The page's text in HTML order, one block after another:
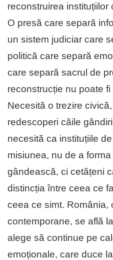
reconstruirea instituțiilor
O presă care separă
un sistem judiciar care
politică care separă
care separă sacrul de
reconstrucție nu poate
Necesită o trezire
redescoperi căile
necesită ca instituțiile
misiunea, nu de a
gândească, ci cetățeni
distincția între ceea ce
ceea ce simt. România,
contemporane, se află
alege să continue pe
emoționale, care duce